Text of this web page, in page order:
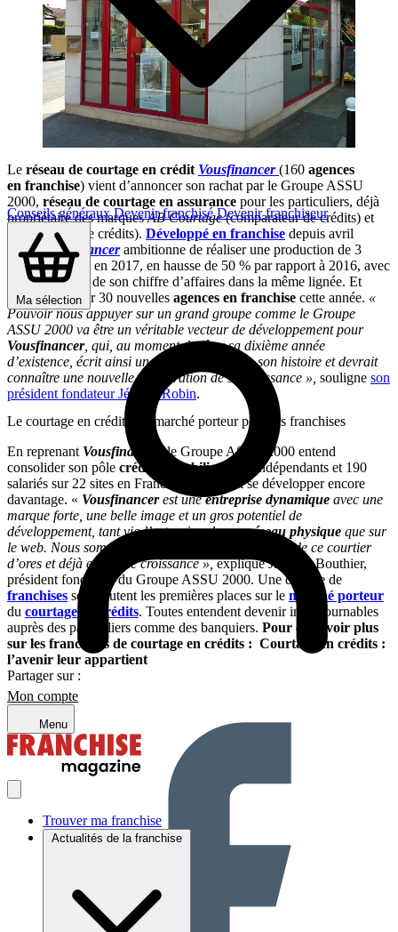
Conseils générauxDevenir franchiséDevenir franchiseur
Ma sélection
Mon compte
Menu
Trouver ma franchise
Actualités de la franchise
Le réseau de courtage en crédit Vousfinancer (160 agences
en franchise) vient d’annoncer son rachat par le Groupe ASSU
2000, réseau de courtage en assurance pour les particuliers, déjà
propriétaire des marquesAB Courtage(comparateur de crédits) et
(rachat de crédits). Développé en franchise depuis avril
2008, Vousfinancer ambitionne de réaliser une production de 3
Mds€ de crédit en 2017, en hausse de 50 % par rapport à 2016, avec
une croissance de son chiffre d’affaires dans la même lignée. Et
prévoit d’ouvrir 30 nouvelles agences en franchise cette année. «
Pouvoir nous appuyer sur un grand groupe comme le Groupe
ASSU 2000 va être un véritable vecteur de développement pour
Vousfinancer, qui, au moment de fêter sa dixième année
d’existence, écrit ainsi une nouvelle page de son histoire et devrait
connaître une nouvelle accélération de sa croissance », souligne son
président fondateur Jérôme Robin.
Le courtage en crédit : un marché porteur pour les franchises
En reprenant Vousfinancer
, le Groupe ASSU 2000 entend
consolider son pôle crédit immobilier (400 indépendants et 190
salariés sur 22 sites en France), qui devrait se développer encore
davantage. « Vousfinancerest uneentreprise dynamique avec une
marque forte, une belle image et un gros potentiel de
développement, tant via l’extension de sonréseau physique que sur
le web. Nous sommes ravis de contribuer à l’essor de ce courtier
d’ores et déjà en pleine croissance »,explique Jacques Bouthier,
président fondateur du Groupe ASSU 2000. Une dizaine de
franchises se disputent les premières places sur le marché porteur
du courtage en crédits. Toutes entendent devenir incontournables
auprès des particuliers comme des banquiers. Pour en savoir plus
sur les franchises de courtage en crédits : Courtage en crédits :
l’avenir leur appartient
Partager sur :